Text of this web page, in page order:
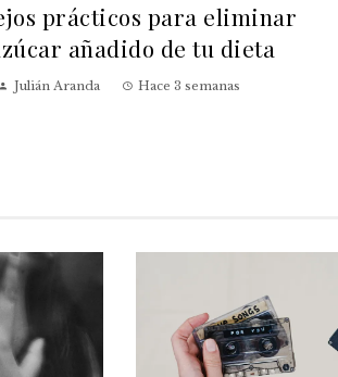
prácticos para eliminar
añadido de tu dieta
Julián Aranda Hace 3 semanas